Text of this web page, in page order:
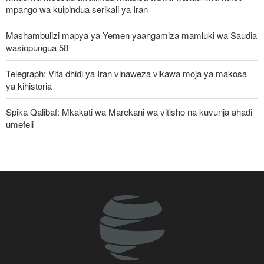
mpango wa kuipindua serikali ya Iran
Mashambulizi mapya ya Yemen yaangamiza mamluki wa Saudia
wasiopungua 58
Telegraph: Vita dhidi ya Iran vinaweza vikawa moja ya makosa
ya kihistoria
Spika Qalibaf: Mkakati wa Marekani wa vitisho na kuvunja ahadi
umefeli
mapigo kwa tishio lolote lile
Uturuki, Saudi Arabia na Pakistan zasaini mkataba wa pamoja wa
ulinzi huku nguvu ya Marekani ikipungua